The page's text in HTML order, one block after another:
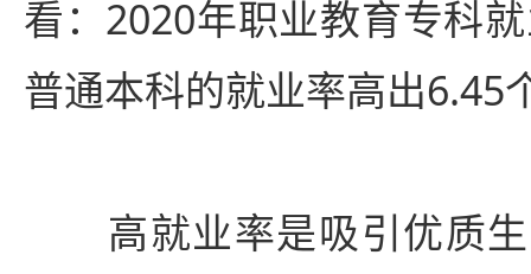
看：2020年职业教育专科
普通本科的就业率高出6.45
高就业率是吸引优质生